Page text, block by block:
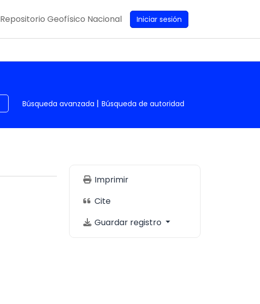
Repositorio Geofísico Nacional Iniciar sesión
Búsqueda avanzada Búsqueda de autoridad
Imprimir
Cite
Guardar registro